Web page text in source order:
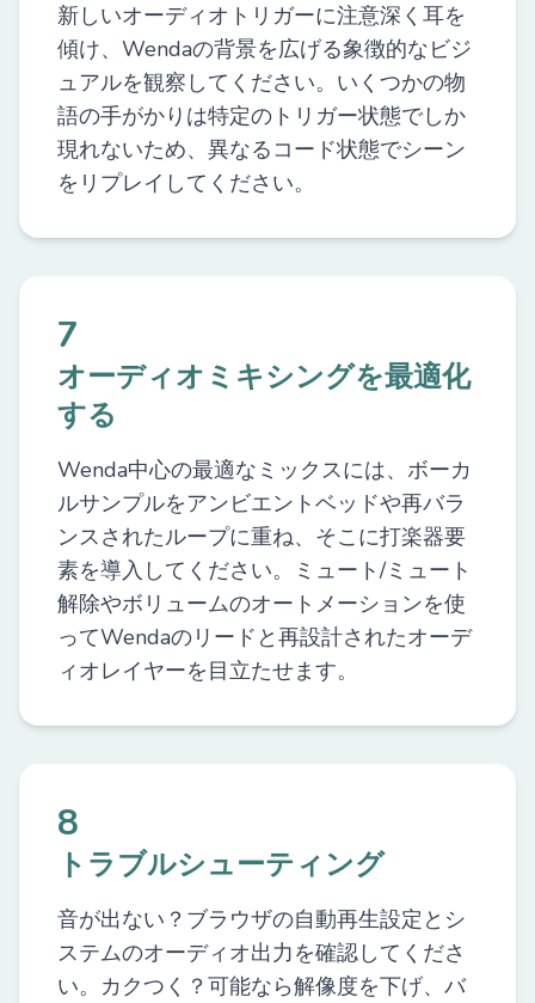
新しいオーディオトリガーに注意深く耳を
傾け、Wendaの背景を広げる象徴的なビジ
ュアルを観察してください。いくつかの物
語の手がかりは特定のトリガー状態でしか
現れないため、異なるコード状態でシーン
をリプレイしてください。
7
オーディオミキシングを最適化
する
Wenda中心の最適なミックスには、ボーカ
ルサンプルをアンビエントベッドや再バラ
ンスされたループに重ね、そこに打楽器要
素を導入してください。ミュート/ミュート
解除やボリュームのオートメーションを使
ってWendaのリードと再設計されたオーデ
ィオレイヤーを目立たせます。
8
トラブルシューティング
音が出ない？ブラウザの自動再生設定とシ
ステムのオーディオ出力を確認してくださ
い。カクつく？可能なら解像度を下げ、バ